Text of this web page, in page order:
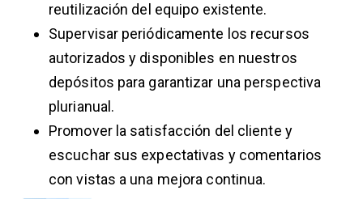
reutilización del equipo existente.
Supervisar periódicamente los recursos
autorizados y disponibles en nuestros
depósitos para garantizar una perspectiva
plurianual.
Promover la satisfacción del cliente y
escuchar sus expectativas y comentarios
con vistas a una mejora continua.